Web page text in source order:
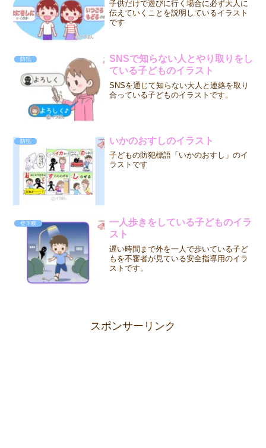
子供だけで遊びに行く場合に必ず大人に
伝えていくことを説明しているイラスト
です
防犯
SNSで知らない人とやり取りをし
ている子どものイラスト
SNSを通じて知らない大人と連絡を取り
合っている子どものイラストです。
防犯 いかのおすしのイラスト
子どもの防犯標語「いかのおすし」のイ
ラストです
登下校
一人歩きをしている子どものイラ
スト
遅い時間まで外を一人で歩いている子ど
もを不審者が見ている安全指導用のイラ
ストです。
スポンサーリンク